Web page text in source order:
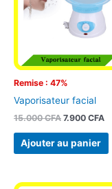
Remise : 47%
Vaporisateur facial
15.000CFA 7.900 CFA
Ajouter au panier
Le Le